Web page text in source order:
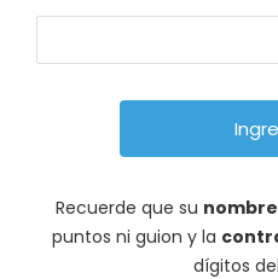
Recuerde que su
puntos ni guion y la
dígitos